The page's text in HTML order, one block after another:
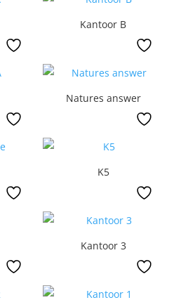
Kantoor B
Natures answer
K5
Kantoor 3